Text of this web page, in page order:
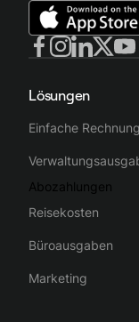
Lösungen
Einfache
Abozahlungen
Reisekosten
Büroausgaben
Marketing